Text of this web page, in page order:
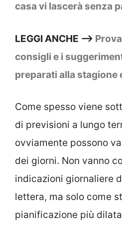
casa vi lascerà senza
LEGGI ANCHE –>
consigli e i
preparati alla stagione
Come spesso viene
di previsioni a lungo
ovviamente possono
dei giorni. Non vanno
indicazioni giornaliere
lettera, ma solo come
pianificazione più